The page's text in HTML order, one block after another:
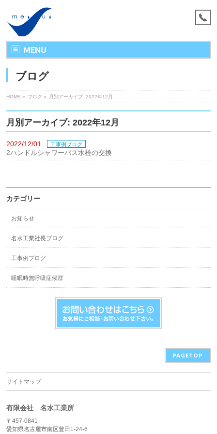
MENU
ブログ
HOME » ブログ » 月別アーカイブ: 2022年12月
月別アーカイブ: 2022年12月
2022/12/01 工事例ブログ
2ハンドルシャワーバス水栓の交換
カテゴリー
お知らせ
名水工業社長ブログ
工事例ブログ
睡眠時無呼吸症候群
PAGETOP
サイトマップ
有限会社 名水工業所
〒457-0841
愛知県名古屋市南区豊田1-24-6